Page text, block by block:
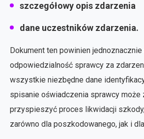
szczegółowy opis zdarzenia
dane uczestników zdarzenia.
Dokument ten powinien
odpowiedzialność sprawcy za
wszystkie niezbędne dane
spisanie oświadczenia sprawcy może
przyspieszyć proces likwidacji
zarówno dla poszkodowanego, jak i